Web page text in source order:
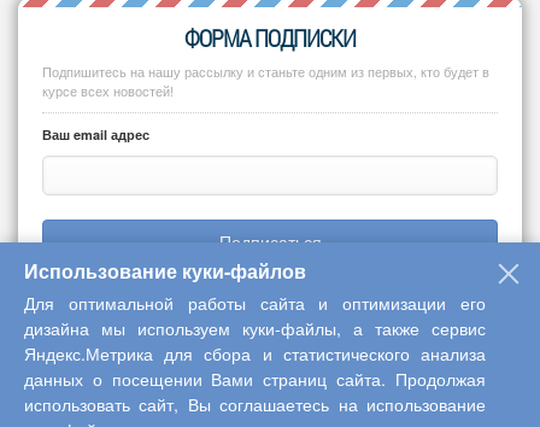
ФОРМА ПОДПИСКИ
Подпишитесь на нашу рассылку и станьте одним из первых, кто будет в
курсе всех новостей!
Ваш email адрес
Подписаться
Copyright © 2013-2026 Центр научного сотрудничества «Интерактив
плюс»
Использование куки-файлов
Для оптимальной работы сайта и оптимизации его
дизайна мы используем куки-файлы, а также сервис
Яндекс.Метрика для сбора и статистического анализа
данных о посещении Вами страниц сайта. Продолжая
использовать сайт, Вы соглашаетесь на использование